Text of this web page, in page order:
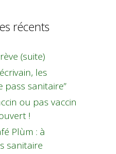
récents
(suite)
les
pass sanitaire”
ou pas vaccin
!
Plùm : à
sanitaire